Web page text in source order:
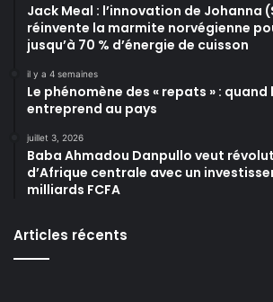
Jack Meal : l’innovation de Johanna
réinvente la marmite norvégienne
jusqu’à 70 % d’énergie de cuisson
il y a 4 semaines
Le phénomène des « repats » :
entreprend au pays
juillet 3, 2026
Baba Ahmadou Danpullo veut
d’Afrique centrale avec un
milliards FCFA
Articles récents